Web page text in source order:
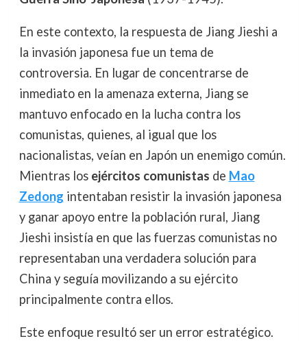
En este contexto, la respuesta de Jiang Jieshi a
la invasión japonesa fue un tema de
controversia. En lugar de concentrarse de
inmediato en la amenaza externa, Jiang se
mantuvo enfocado en la lucha contra los
comunistas, quienes, al igual que los
nacionalistas, veían en Japón un enemigo común.
Mientras los ejércitos comunistas de Mao
Zedong intentaban resistir la invasión japonesa
y ganar apoyo entre la población rural, Jiang
Jieshi insistía en que las fuerzas comunistas no
representaban una verdadera solución para
China y seguía movilizando a su ejército
principalmente contra ellos.
Este enfoque resultó ser un error estratégico.